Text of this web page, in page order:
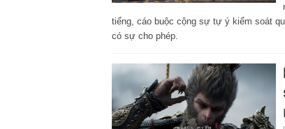
tiếng, cáo buộc cộng sự tự ý kiểm soát
có sự cho phép.